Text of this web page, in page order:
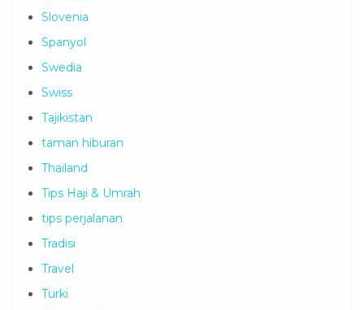
Slovenia
Spanyol
Swedia
Swiss
Tajikistan
taman hiburan
Thailand
Tips Haji & Umrah
tips perjalanan
Tradisi
Travel
Turki